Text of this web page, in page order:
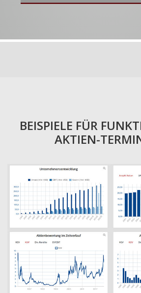
BEISPIELE FÜR
AKTIEN-